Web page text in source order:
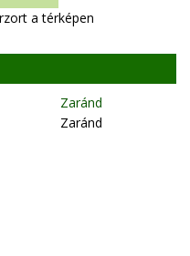
a térképen
Zaránd
Zaránd